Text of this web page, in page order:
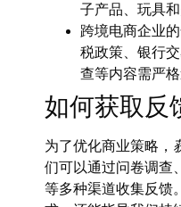
子产品、玩具和
跨境电商企业
税政策、银行
查等内容需严格
如何获取反
为了优化商业策略，
们可以通过问卷调查
等多种渠道收集反馈